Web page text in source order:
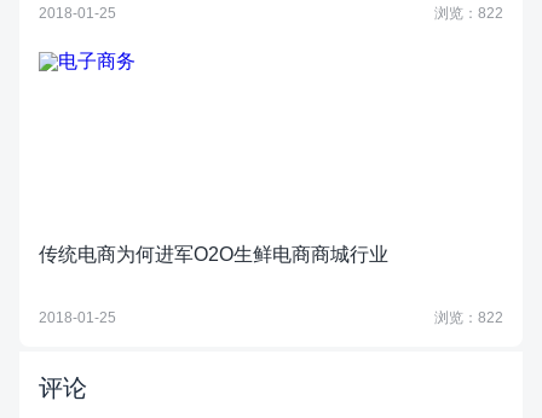
2018-01-25 浏览：822
传统电商为何进军O2O生鲜电商商城行业
2018-01-25 浏览：822
评论